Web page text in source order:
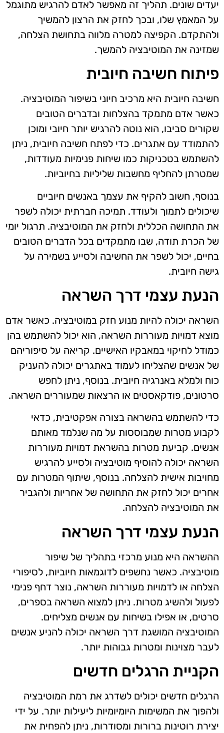
יעדים שונים. תהליך זה מאפשר לאדם להרגיש מתוגמל
על המאמץ שלו, ובכך לחזק את הרצון להמשיך
ולהתקדם. הקפיצה למטרה מלווה בתחושת הצלחה,
שמזינה את המוטיבציה להמשך.
פיתוח חשיבה חיובית
חשיבה חיובית היא מרכיב חיוני בשיפור המוטיבציה.
כאשר אדם מתמקד בהצלחות ובדברים הטובים
שקורים סביבו, הוא נוטה להרגיש יותר חיובי ומוכן
להתמודד עם אתגרים. כדי לפתח חשיבה חיובית, ניתן
להשתמש בטכניקות כמו שיחות פנימיות מעודדות,
שמטרתן להחליף מחשבות שליליות בחיוביות.
בנוסף, חשוב להקיף את עצמך באנשים חיוביים
שיכולים לתמוך ולעודד. תמיכה חברתית יכולה לשפר
את התחושה הכללית ולחזק את המוטיבציה. תרגול יומי
של הכרת תודה, שבו מתמקדים בכל הדברים הטובים
בחיים, יכול לשפר את החשיבה ולסייע בשמירה על
גישה חיובית.
הנעת עצמי דרך השראה
השראה יכולה להיות מנוע חזק במוטיבציה. כאשר אדם
מוצא דמויות מעוררות השראה, הוא יכול להשתמש בהן
כמודל לחיקוי במאבקיו האישיים. קריאה על סיפוריהם
של אנשים שהצליחו לעמוד באתגרים יכולה להעניק
כוח ולמלא באנרגיה חיובית. בנוסף, ניתן לחפש
סרטונים, פודקאסטים או הרצאות שמעוררים השראה.
כדי להשתמש בהשראה בצורה אפקטיבית, כדאי
לקבוע מטרות שמבוססות על מה שנלמד מאותם
אנשים. קביעת מטרות בהשראת דמויות מעוררות
השראה יכולה להוסיף מוטיבציה ולסייע להרגיש
מחויבות אישית להצלחה. בנוסף, שיתוף המטרות עם
אחרים יכול לחזק את התחושה של אחריות ולהגביר
את המוטיבציה להצלחה.
הנעת עצמי דרך השראה
ההשראה היא מנוע מרכזי בתהליך של שיפור
מוטיבציה. כאשר נחשפים לדוגמאות חיוביות, לסיפורי
הצלחה או לדמויות מעוררות השראה, נוצר דחף פנימי
לפעול ולהשיג מטרות. ניתן למצוא השראה בספרים,
סרטים, או אפילו בשיחות עם אנשים מצליחים.
המוטיבציה המושגת דרך השראה יכולה להניע אנשים
לעבר מצוינות ומטרות גבוהות יותר.
הקניית הרגלים חדשים
הרגלים חדשים יכולים לשדרג את רמת המוטיבציה
ולהפוך את המשימות היומיומיות ליעילות יותר. על ידי
יצירת רוטינות ברורות ומסודרות, ניתן להפחית את